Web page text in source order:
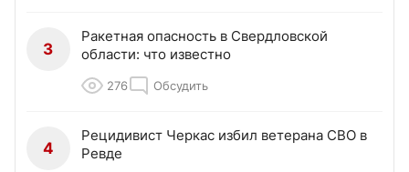
3
Ракетная опасность в Свердловской
области: что известно
276 Обсудить
4
Рецидивист Черкас избил ветерана СВО в
Ревде